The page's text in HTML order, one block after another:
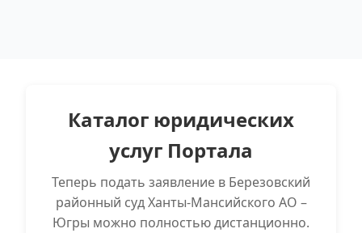
Каталог юридических
услуг Портала
Теперь подать заявление в Березовский
районный суд Ханты-Мансийского АО –
Югры можно полностью дистанционно.